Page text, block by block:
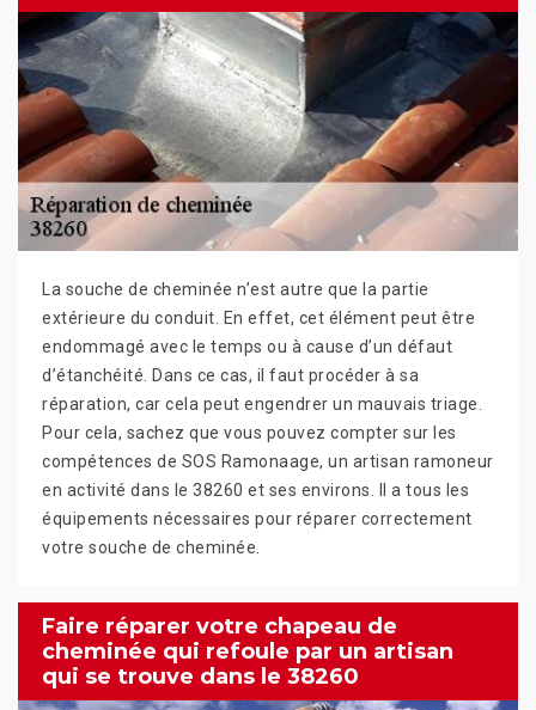
La souche de cheminée n’est autre que la partie
extérieure du conduit. En effet, cet élément peut être
endommagé avec le temps ou à cause d’un défaut
d’étanchéité. Dans ce cas, il faut procéder à sa
réparation, car cela peut engendrer un mauvais triage.
Pour cela, sachez que vous pouvez compter sur les
compétences de SOS Ramonaage, un artisan ramoneur
en activité dans le 38260 et ses environs. Il a tous les
équipements nécessaires pour réparer correctement
votre souche de cheminée.
Faire réparer votre chapeau de
cheminée qui refoule par un artisan
qui se trouve dans le 38260